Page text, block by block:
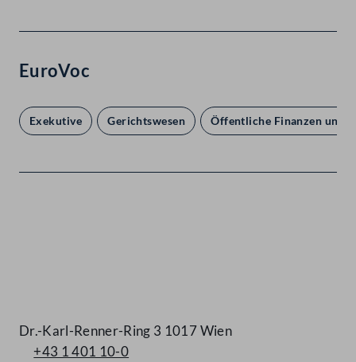
EuroVoc
Exekutive Gerichtswesen Öffentliche Finanzen und
Dr.-Karl-Renner-Ring 3 1017 Wien
+43 1 401 10-0